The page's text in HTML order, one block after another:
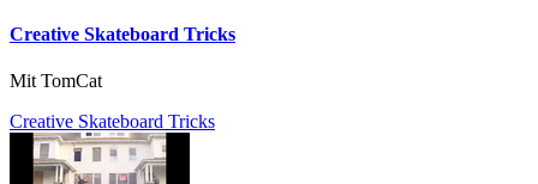
Creative Skateboard Tricks
Mit TomCat
Creative Skateboard Tricks